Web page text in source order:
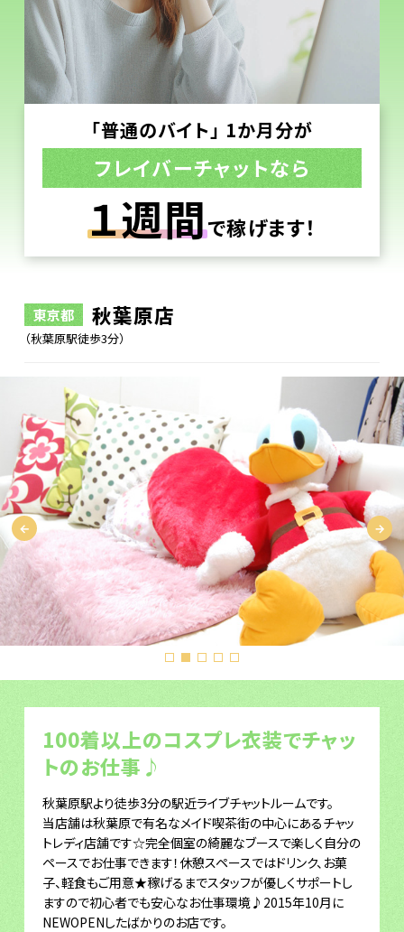
「普通のバイト」 1か月分が
フレイバーチャットなら
１週間で稼げます！
東京都 秋葉原店
（秋葉原駅徒歩3分）
100着以上のコスプレ衣装でチャッ
トのお仕事♪
秋葉原駅より徒歩3分の駅近ライブチャットルームです。
当店舗は秋葉原で有名なメイド喫茶街の中心にあるチャッ
トレディ店舗です☆完全個室の綺麗なブースで楽しく自分の
ペースでお仕事できます！休憩スペースではドリンク、お菓
子、軽食もご用意★稼げるまでスタッフが優しくサポートし
ますので初心者でも安心なお仕事環境♪2015年10月に
NEWOPENしたばかりのお店です。